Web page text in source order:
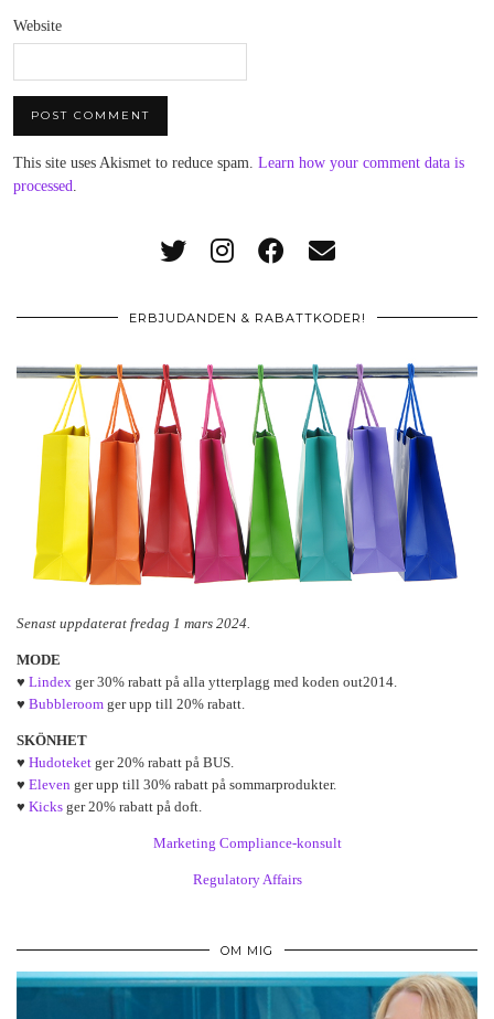
Website
This site uses Akismet to reduce spam. Learn how your comment data is
processed.
ERBJUDANDEN & RABATTKODER!
Senast uppdaterat fredag 1 mars 2024.
MODE
♥ Lindex ger 30% rabatt på alla ytterplagg med koden out2014.
♥ Bubbleroom ger upp till 20% rabatt.
SKÖNHET
♥ Hudoteket ger 20% rabatt på BUS.
♥ Eleven ger upp till 30% rabatt på sommarprodukter.
♥ Kicks ger 20% rabatt på doft.
Marketing Compliance-konsult
Regulatory Affairs
OM MIG